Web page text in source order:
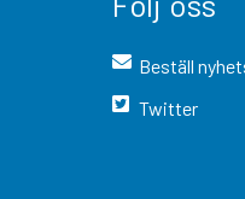
Beställ
Twitter